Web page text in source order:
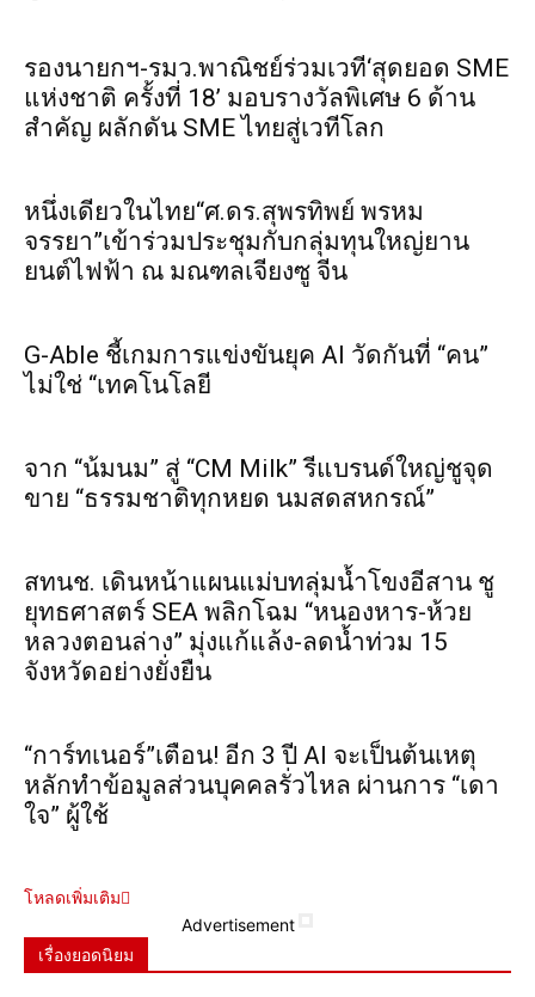
รองนายกฯ-รมว.พาณิชย์ร่วมเวที‘สุดยอด SME
แห่งชาติ ครั้งที่ 18’ มอบรางวัลพิเศษ 6 ด้าน
สำคัญ ผลักดัน SME ไทยสู่เวทีโลก
หนึ่งเดียวในไทย“ศ.ดร.สุพรทิพย์ พรหม
จรรยา”เข้าร่วมประชุมกับกลุ่มทุนใหญ่ยาน
ยนต์ไฟฟ้า ณ มณฑลเจียงซู จีน
G-Able ชี้เกมการแข่งขันยุค AI วัดกันที่ “คน”
ไม่ใช่ “เทคโนโลยี
จาก “น้มนม” สู่ “CM Milk” รีแบรนด์ใหญ่ชูจุด
ขาย “ธรรมชาติทุกหยด นมสดสหกรณ์”
สทนช. เดินหน้าแผนแม่บทลุ่มน้ำโขงอีสาน ชู
ยุทธศาสตร์ SEA พลิกโฉม “หนองหาร-ห้วย
หลวงตอนล่าง” มุ่งแก้แล้ง-ลดน้ำท่วม 15
จังหวัดอย่างยั่งยืน
“การ์ทเนอร์”เตือน! อีก 3 ปี AI จะเป็นต้นเหตุ
หลักทำข้อมูลส่วนบุคคลรั่วไหล ผ่านการ “เดา
ใจ” ผู้ใช้
โหลดเพิ่มเติม
Advertisement
เรื่องยอดนิยม